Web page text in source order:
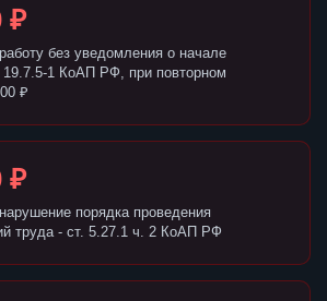
₽
без уведомления о начале
19.7.5-1 КоАП РФ, при повторном
₽
₽
порядка проведения
труда - ст. 5.27.1 ч. 2 КоАП РФ